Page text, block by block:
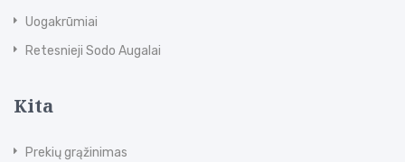
Uogakrūmiai
Retesnieji Sodo Augalai
Kita
Prekių grąžinimas